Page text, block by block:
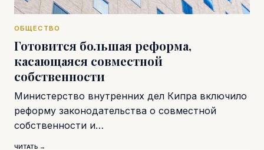
ОБЩЕСТВО
Готовится большая реформа,
касающаяся совместной
собственности
Министерство внутренних дел Кипра включило
реформу законодательства о совместной
собственности и…
ЧИТАТЬ →